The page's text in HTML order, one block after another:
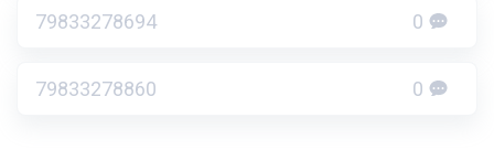
79833278694 0
79833278860 0